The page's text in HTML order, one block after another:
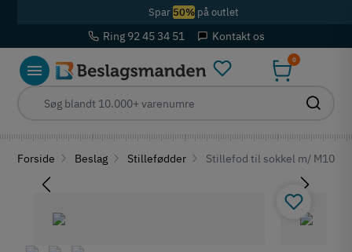
Spar 50%på outlet
Ring 92 45 34 51 Kontakt os
0
Forside Beslag Stillefødder Stillefod til sokkel m/ M10 -